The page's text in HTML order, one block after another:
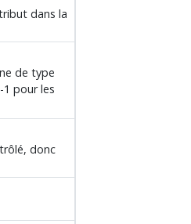
dans la
de type
pour les
donc